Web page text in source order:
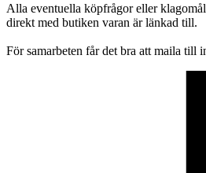
Alla eventuella köpfrågor eller
direkt med butiken varan är länkad till.
För samarbeten får det bra att maila till